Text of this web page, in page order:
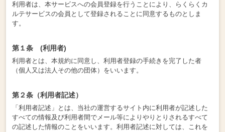
利用者は、本サービスへの会員登録を行うことにより、らくらくカ
ルテサービスの会員として登録されることに同意するものとしま
す。
第１条 (利用者)
利用者とは、本規約に同意し、利用者登録の手続きを完了した者
（個人又は法人その他の団体）をいいます。
第２条（利用者記述）
「利用者記述」とは、当社の運営するサイト内に利用者が記述した
すべての情報及び利用者間でメール等によりやりとりされるすべて
の記述した情報のことをいいます。利用者記述に対しては、これを